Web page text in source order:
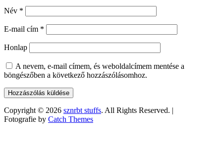
Név *
E-mail cím *
Honlap
A nevem, e-mail címem, és weboldalcímem mentése a
böngészőben a következő hozzászólásomhoz.
Copyright © 2026 sznrbt stuffs. All Rights Reserved. |
Fotografie by Catch Themes